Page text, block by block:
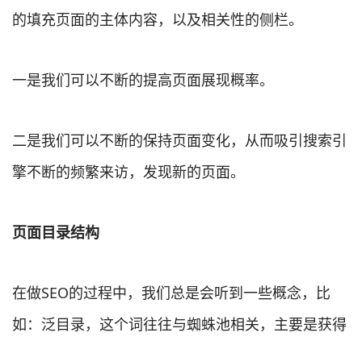
的填充页面的主体内容，以及相关性的侧栏。
一是我们可以不断的提高页面展现概率。
二是我们可以不断的保持页面变化，从而吸引搜索引
擎不断的频繁来访，发现新的页面。
页面目录结构
在做SEO的过程中，我们总是会听到一些概念，比
如：泛目录，这个词往往与蜘蛛池相关，主要是获得